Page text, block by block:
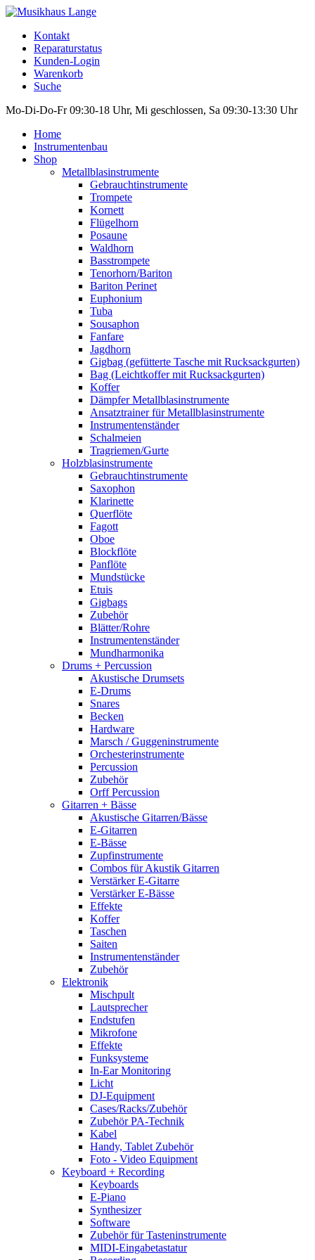
Kontakt
Reparaturstatus
Kunden-Login
Warenkorb
Suche
Mo-Di-Do-Fr 09:30-18 Uhr, Mi geschlossen, Sa 09:30-13:30 Uhr
Home
Instrumentenbau
Shop
Metallblasinstrumente
Gebrauchtinstrumente
Trompete
Kornett
Flügelhorn
Posaune
Waldhorn
Basstrompete
Tenorhorn/Bariton
Bariton Perinet
Euphonium
Tuba
Sousaphon
Fanfare
Jagdhorn
Gigbag (gefütterte Tasche mit Rucksackgurten)
Bag (Leichtkoffer mit Rucksackgurten)
Koffer
Dämpfer Metallblasinstrumente
Ansatztrainer für Metallblasinstrumente
Instrumentenständer
Schalmeien
Tragriemen/Gurte
Holzblasinstrumente
Gebrauchtinstrumente
Saxophon
Klarinette
Querflöte
Fagott
Oboe
Blockflöte
Panflöte
Mundstücke
Etuis
Gigbags
Zubehör
Blätter/Rohre
Instrumentenständer
Mundharmonika
Drums + Percussion
Akustische Drumsets
E-Drums
Snares
Becken
Hardware
Marsch / Guggeninstrumente
Orchesterinstrumente
Percussion
Zubehör
Orff Percussion
Gitarren + Bässe
Akustische Gitarren/Bässe
E-Gitarren
E-Bässe
Zupfinstrumente
Combos für Akustik Gitarren
Verstärker E-Gitarre
Verstärker E-Bässe
Effekte
Koffer
Taschen
Saiten
Instrumentenständer
Zubehör
Elektronik
Mischpult
Lautsprecher
Endstufen
Mikrofone
Effekte
Funksysteme
In-Ear Monitoring
Licht
DJ-Equipment
Cases/Racks/Zubehör
Zubehör PA-Technik
Kabel
Handy, Tablet Zubehör
Foto - Video Equipment
Keyboard + Recording
Keyboards
E-Piano
Synthesizer
Software
Zubehör für Tasteninstrumente
MIDI-Eingabetastatur